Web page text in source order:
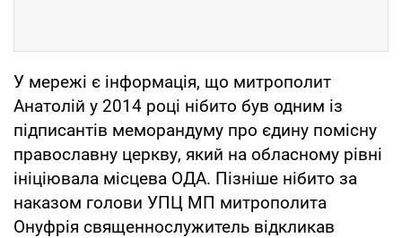
У мережі є інформація, що митрополит
Анатолій у 2014 році нібито був одним із
підписантів меморандуму про єдину помісну
православну церкву, який на обласному рівні
ініціювала місцева ОДА. Пізніше нібито за
наказом голови УПЦ МП митрополита
Онуфрія священнослужитель відкликав